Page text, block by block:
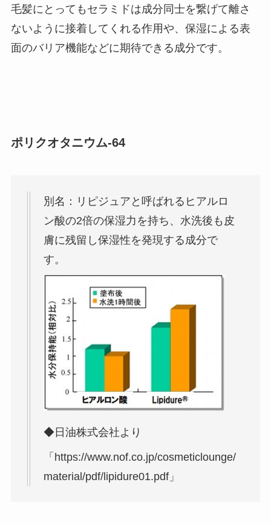
毛髪にとってもセラミドは成分同士を繋げて離さ
ないように接着してくれる作用や、保湿による表
面のバリア機能などに期待できる成分です。
ポリクオタニウム-64
別名：リピジュアと呼ばれるヒアルロ
ン酸の2倍の保湿力を持ち、水洗後も皮
膚に残留し保湿性を発現する成分で
す。
◆日油株式会社より
「https://www.nof.co.jp/cosmeticlounge/
material/pdf/lipidure01.pdf」